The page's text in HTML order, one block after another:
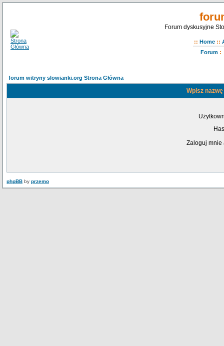
Forum dyskusyjne
:: Home ::
Forum:
forum witryny slowianki.org Strona Główna
Wpisz
Zaloguj mnie
phpBB by przemo